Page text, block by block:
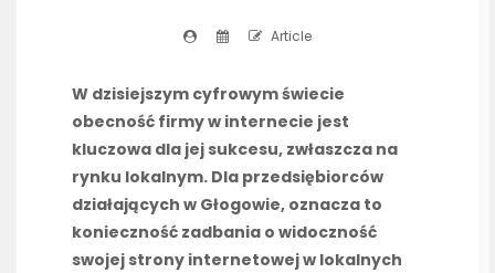
Article
W dzisiejszym cyfrowym świecie
obecność firmy w internecie jest
kluczowa dla jej sukcesu, zwłaszcza na
rynku lokalnym. Dla przedsiębiorców
działających w Głogowie, oznacza to
konieczność zadbania o widoczność
swojej strony internetowej w lokalnych